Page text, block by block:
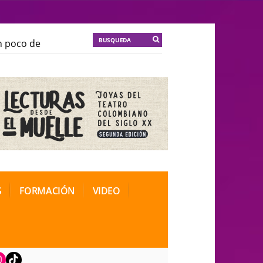
de locura para la cordura KT :: |
de Teatro Rosa
FORMACIÓN VIDEO
TikTok